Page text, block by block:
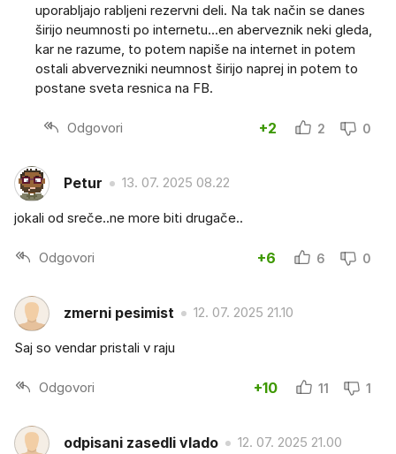
uporabljajo rabljeni rezervni deli. Na tak način se danes
širijo neumnosti po internetu...en aberveznik neki gleda,
kar ne razume, to potem napiše na internet in potem
ostali abvervezniki neumnost širijo naprej in potem to
postane sveta resnica na FB.
Odgovori +2 2 0
Petur 13. 07. 2025 08.22
jokali od sreče..ne more biti drugače..
Odgovori +6 6 0
zmerni pesimist 12. 07. 2025 21.10
Saj so vendar pristali v raju
Odgovori +10 11 1
odpisani zasedli vlado 12. 07. 2025 21.00